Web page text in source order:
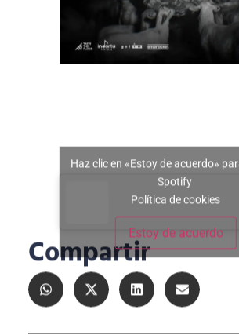
Haz clic en «Estoy de acuerdo»
Spotify
Política de cookies
Estoy de acuerdo
Compartir